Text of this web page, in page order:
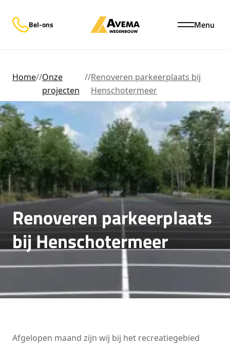
Bel-ons Menu
Home//Onze
projecten
//Renoveren parkeerplaats bij
Henschotermeer
Renoveren parkeerplaats
bij Henschotermeer
Afgelopen maand zijn wij bij het recreatiegebied